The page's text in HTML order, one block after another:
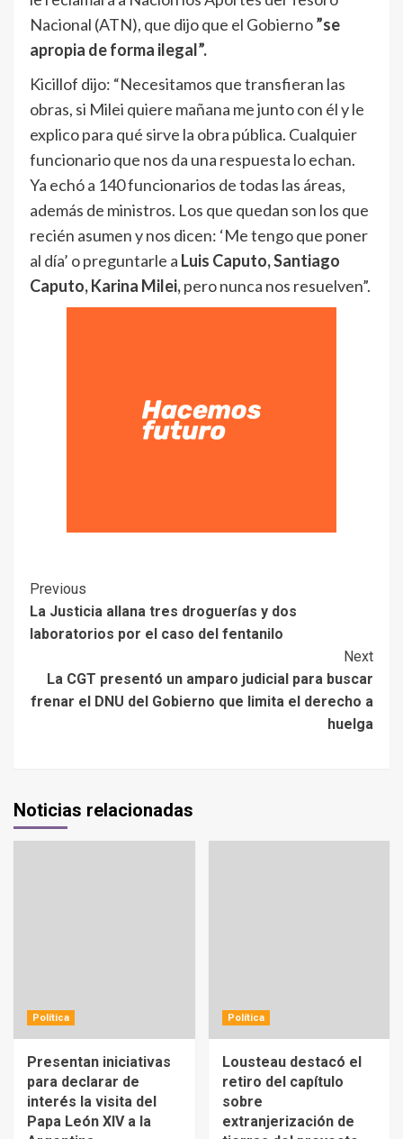
Nacional (ATN), que dijo que el Gobierno”se
apropia de forma ilegal”.
Kicillof dijo: “Necesitamos que transfieran las
obras, si Milei quiere mañana me junto con él y le
explico para qué sirve la obra pública. Cualquier
funcionario que nos da una respuesta lo echan.
Ya echó a 140 funcionarios de todas las áreas,
además de ministros. Los que quedan son los que
recién asumen y nos dicen: ‘Me tengo que poner
al día’ o preguntarle a Luis Caputo, Santiago
Caputo, Karina Milei,pero nunca nos resuelven”.
Previous
La Justicia allana tres droguerías y dos
laboratorios por el caso del fentanilo
Next
La CGT presentó un amparo judicial para buscar
frenar el DNU del Gobierno que limita el derecho a
huelga
Noticias relacionadas
Política
Presentan iniciativas
para declarar de
interés la visita del
Papa León XIV a la
Política
Lousteau destacó el
retiro del capítulo
sobre
extranjerización de